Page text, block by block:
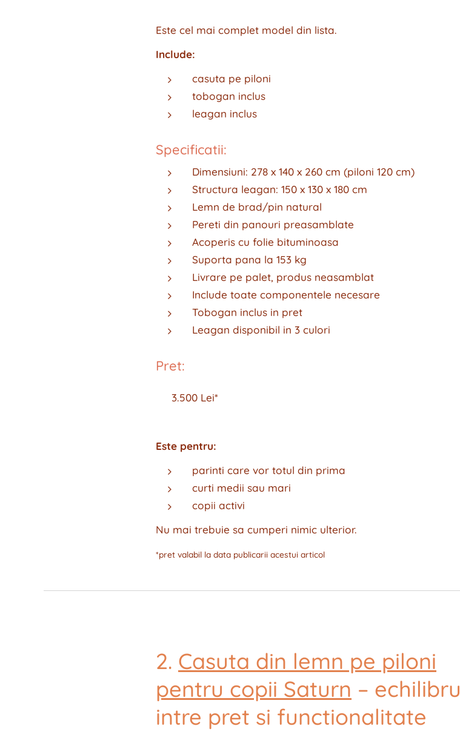
Este cel mai complet model din lista.
Include:
casuta pe piloni
tobogan inclus
leagan inclus
Specificatii:
Dimensiuni: 278 x 140 x 260 cm (piloni 120 cm)
Structura leagan: 150 x 130 x 180 cm
Lemn de brad/pin natural
Pereti din panouri preasamblate
Acoperis cu folie bituminoasa
Suporta pana la 153 kg
Livrare pe palet, produs neasamblat
Include toate componentele necesare
Tobogan inclus in pret
Leagan disponibil in 3 culori
Pret:
👉 3.500 Lei*
Este pentru:
parinti care vor totul din prima
curti medii sau mari
copii activi
Nu mai trebuie sa cumperi nimic ulterior.
*pret valabil la data publicarii acestui articol
2. Casuta din lemn pe piloni
pentru copii Saturn – echilibru
intre pret si functionalitate